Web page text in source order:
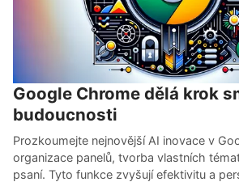
Google Chrome dělá krok
budoucnosti
Prozkoumejte nejnovější AI inovace v
organizace panelů, tvorba vlastních
psaní. Tyto funkce zvyšují efektivitu a